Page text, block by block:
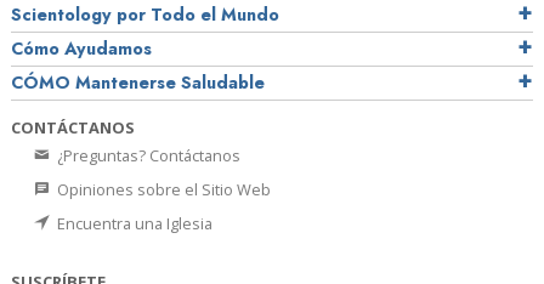
Scientology por Todo el Mundo
Cómo Ayudamos
CÓMO Mantenerse Saludable
CONTÁCTANOS
¿Preguntas? Contáctanos
Opiniones sobre el Sitio Web
Encuentra una Iglesia